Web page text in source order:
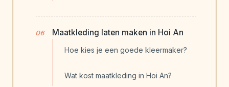
Maatkleding laten maken in Hoi An
Hoe kies je een goede kleermaker?
Wat kost maatkleding in Hoi An?